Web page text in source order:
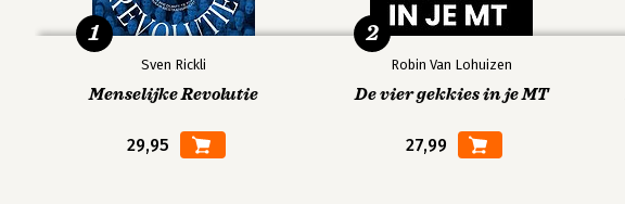
Sven Rickli
Menselijke Revolutie
29,95
1
Robin Van Lohuizen
De vier gekkies in je MT
27,99
2